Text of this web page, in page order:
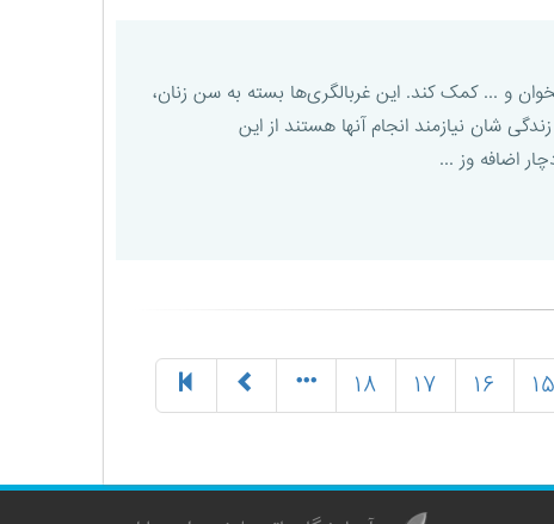
و ... کمک کند. این غربالگری‌ها بسته به سن زنان،
شان نیازمند انجام آنها هستند از این
اضافه وز ...
۱۵ ۱۶ ۱۷ ۱۸